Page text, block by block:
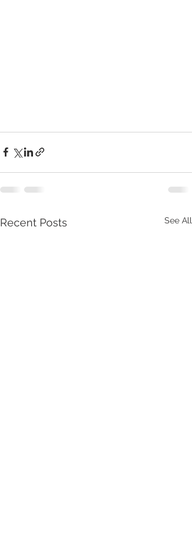
Recent Posts See All